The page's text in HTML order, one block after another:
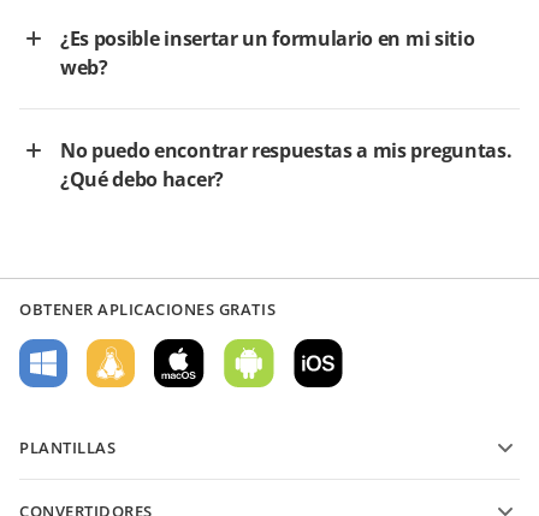
¿Es posible insertar un formulario en mi sitio
web?
No puedo encontrar respuestas a mis preguntas.
¿Qué debo hacer?
OBTENER APLICACIONES GRATIS
PLANTILLAS
CONVERTIDORES